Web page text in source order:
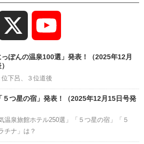
Channel
ぽんの温泉100選」発表！（2025年12月
下呂、３位道後
５つ星の宿」発表！（2025年12月15日号発
温泉旅館ホテル250選」「５つ星の宿」「５
チナ」は？